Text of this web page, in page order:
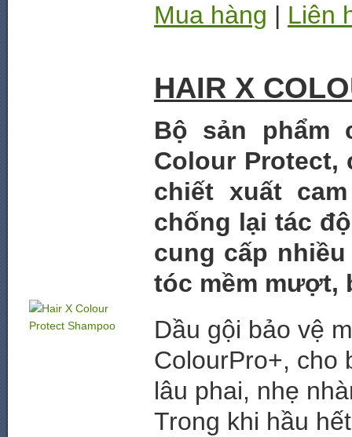
Mua hàng | Liên
HAIR X
Bộ sản phẩm
Colour
chiết xuất
chống lại tác
cung cấp
tóc mềm mượt,
Dầu gội bảo vệ
ColourPro+, cho
lâu phai, nhẹ
Trong khi hầu